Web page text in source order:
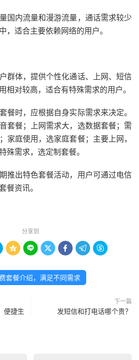
国内流量和漫游流量，通话需求较少
，适合主要依赖网络的用户。
群体，提供个性化通话、上网、短信
相对较高，适合有特殊需求的用户。
餐时，应根据自身实际需求来决定。
套餐；上网需求大，选数据套餐；需
家庭使用，选家庭套餐；主要上网，
殊需求，选定制套餐。
推出特色套餐活动，用户可通过电信
餐资讯。
分享到
     
套餐介绍，满足不同需求
便捷生
下一篇
发短信和打电话哪个贵？